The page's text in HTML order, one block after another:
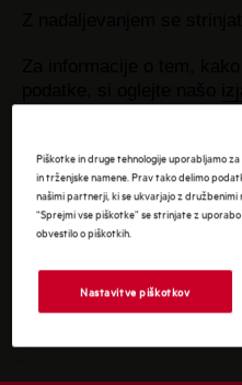
Piškotke in druge tehnologije uporabljamo
in trženjske namene. Prav tako delimo
našimi partnerji, ki se ukvarjajo z družbenimi
“Sprejmi vse piškotke” se strinjate z
obvestilo o piškotkih.
Nastavitve piškotkov